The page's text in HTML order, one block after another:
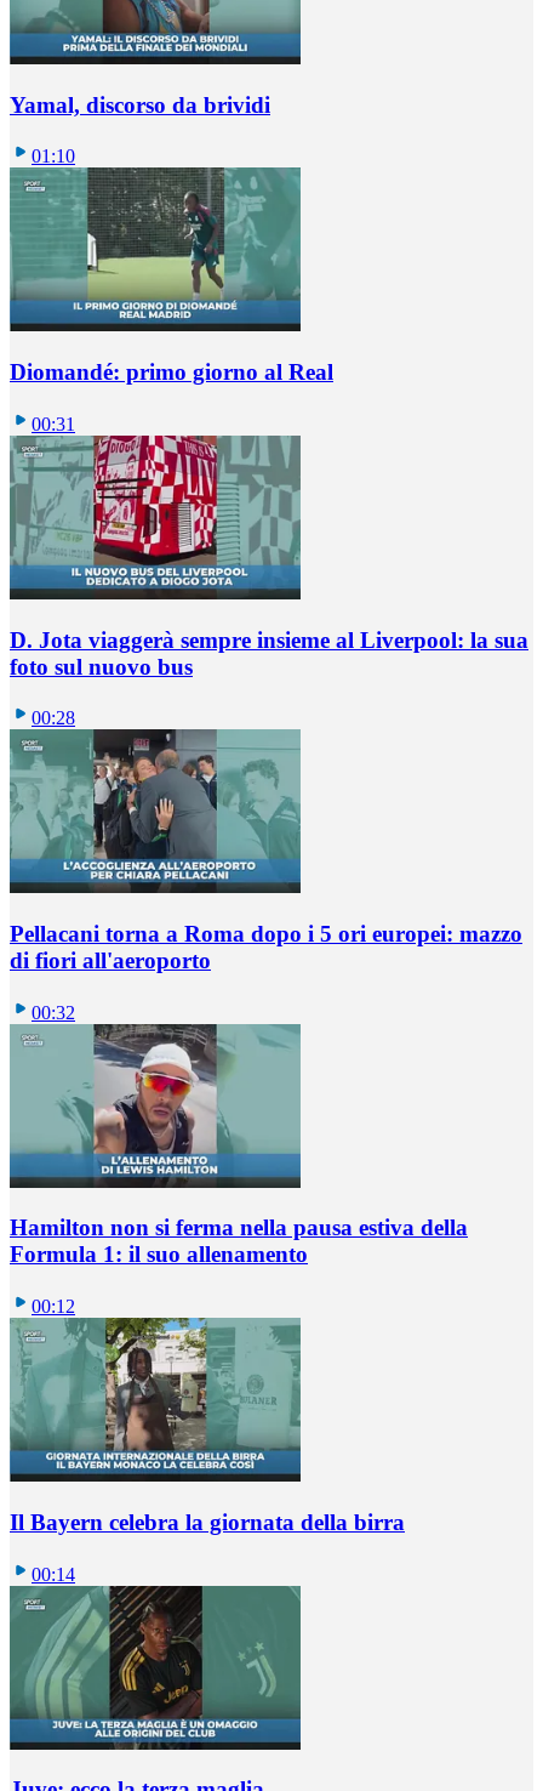
Yamal, discorso da brividi
01:10
Diomandé: primo giorno al Real
00:31
D. Jota viaggerà sempre insieme al Liverpool: la sua
foto sul nuovo bus
00:28
Pellacani torna a Roma dopo i 5 ori europei: mazzo
di fiori all'aeroporto
00:32
Hamilton non si ferma nella pausa estiva della
Formula 1: il suo allenamento
00:12
Il Bayern celebra la giornata della birra
00:14